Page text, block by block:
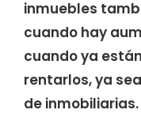
inmuebles
cuando hay
cuando ya
rentarlos, ya
de inmobiliarias.